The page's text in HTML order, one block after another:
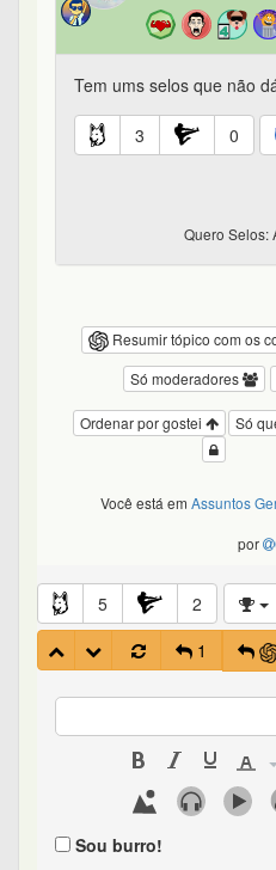
Tem ums selos que não
3 0
Quero Selos:
Resumir tópico com os
Só moderadores
Só
Ordenar por gostei
Você está em Assuntos
por
5 2
1
Sou burro!